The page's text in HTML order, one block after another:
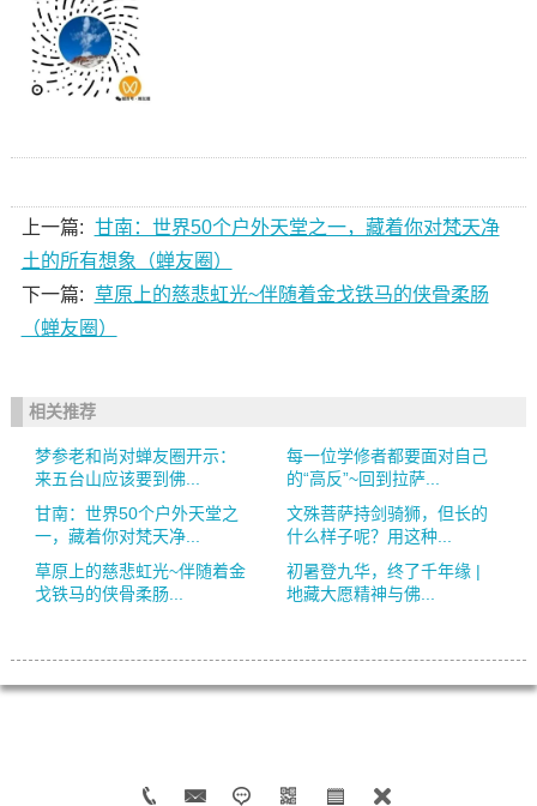
上一篇: 甘南：世界50个户外天堂之一，藏着你对梵天净
土的所有想象（蝉友圈）
下一篇: 草原上的慈悲虹光~伴随着金戈铁马的侠骨柔肠
（蝉友圈）
相关推荐
梦参老和尚对蝉友圈开示：
来五台山应该要到佛...
每一位学修者都要面对自己
的“高反”~回到拉萨...
甘南：世界50个户外天堂之
一，藏着你对梵天净...
文殊菩萨持剑骑狮，但长的
什么样子呢？用这种...
草原上的慈悲虹光~伴随着金
戈铁马的侠骨柔肠...
初暑登九华，终了千年缘 |
地藏大愿精神与佛...